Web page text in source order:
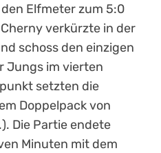
Elfmeter zum 5:0
verkürzte in der
schoss den einzigen
Jungs im vierten
setzten die
Doppelpack von
Die Partie endete
Minuten mit dem